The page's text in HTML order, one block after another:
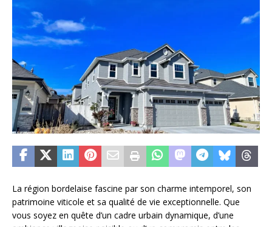
La région bordelaise fascine par son charme intemporel, son
patrimoine viticole et sa qualité de vie exceptionnelle. Que
vous soyez en quête d’un cadre urbain dynamique, d’une